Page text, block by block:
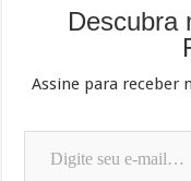
Descubra
Assine para receber
Digite seu e-mail…